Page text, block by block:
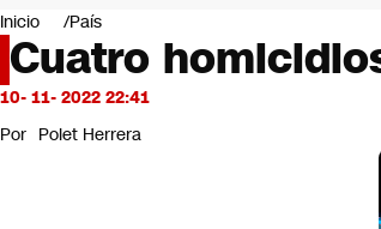
Mundo
Negocios
Deportes
Programas completos
Servicios
Inicio País
Cuatro
10- 11- 2022 22:41
Por Polet Herrera